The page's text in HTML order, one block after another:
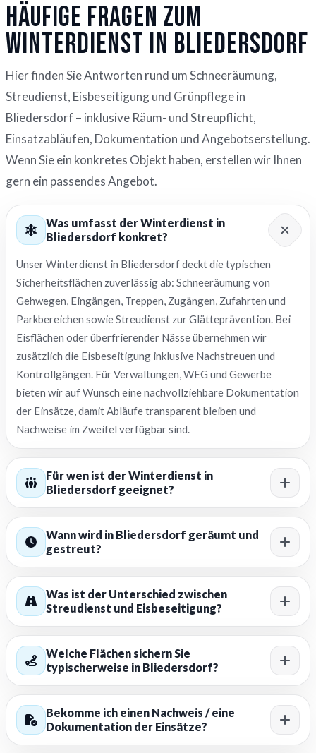
Häufige Fragen zum
Winterdienst in Bliedersdorf
Hier finden Sie Antworten rund um Schneeräumung,
Streudienst, Eisbeseitigung und Grünpflege in
Bliedersdorf – inklusive Räum- und Streupflicht,
Einsatzabläufen, Dokumentation und Angebotserstellung.
Wenn Sie ein konkretes Objekt haben, erstellen wir Ihnen
gern ein passendes Angebot.
Was umfasst der Winterdienst in
Bliedersdorf konkret?
Unser Winterdienst in Bliedersdorf deckt die typischen
Sicherheitsflächen zuverlässig ab: Schneeräumung von
Gehwegen, Eingängen, Treppen, Zugängen, Zufahrten und
Parkbereichen sowie Streudienst zur Glätteprävention. Bei
Eisflächen oder überfrierender Nässe übernehmen wir
zusätzlich die Eisbeseitigung inklusive Nachstreuen und
Kontrollgängen. Für Verwaltungen, WEG und Gewerbe
bieten wir auf Wunsch eine nachvollziehbare Dokumentation
der Einsätze, damit Abläufe transparent bleiben und
Nachweise im Zweifel verfügbar sind.
Für wen ist der Winterdienst in
Bliedersdorf geeignet?
Wann wird in Bliedersdorf geräumt und
gestreut?
Was ist der Unterschied zwischen
Streudienst und Eisbeseitigung?
Welche Flächen sichern Sie
typischerweise in Bliedersdorf?
Bekomme ich einen Nachweis / eine
Dokumentation der Einsätze?